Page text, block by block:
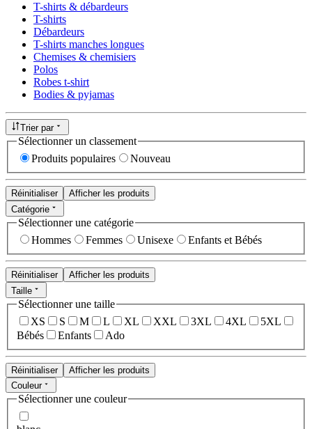
T-shirts & débardeurs
T-shirts
Débardeurs
T-shirts manches longues
Chemises & chemisiers
Polos
Robes t-shirt
Bodies & pyjamas
Trier par
Sélectionner un classement
Produits populaires
Nouveau
Réinitialiser
Afficher les produits
Catégorie
Sélectionner une catégorie
Hommes
Femmes Unisexe Enfants et Bébés
Réinitialiser
Afficher les produits
Taille
Sélectionner une taille
XS
S M L XL XXL 3XL 4XL
5XL
Bébés
Enfants Ado
Réinitialiser
Afficher les produits
Couleur
Sélectionner une couleur